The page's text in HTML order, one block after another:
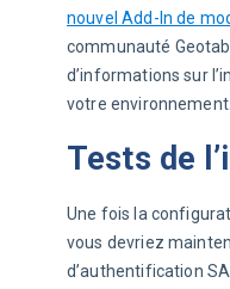
nouvel Add-In de
communauté
d’informations sur
votre environnement.
Tests de
Une fois la
vous devriez
d’authentification